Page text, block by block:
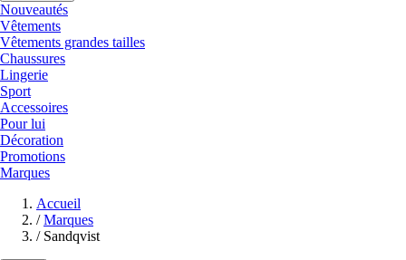
Nouveautés
Vêtements
Vêtements grandes tailles
Chaussures
Lingerie
Sport
Accessoires
Pour lui
Décoration
Promotions
Marques
Accueil
/ Marques
/ Sandqvist